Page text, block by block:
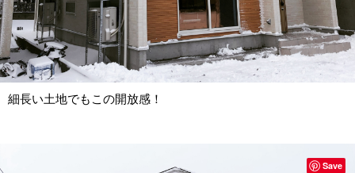
細長い土地でもこの開放感！
Save